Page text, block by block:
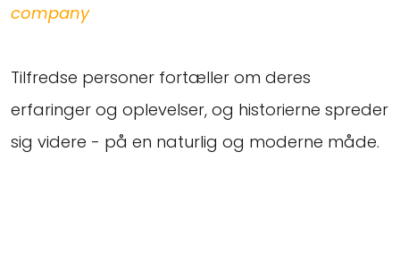
company
Tilfredse personer fortæller om deres
erfaringer og oplevelser, og historierne spreder
sig videre - på en naturlig og moderne måde.